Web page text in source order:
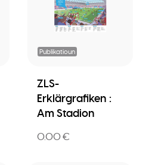
Publikatioun
ZLS-
Erklärgrafiken :
Am Stadion
0.00 €